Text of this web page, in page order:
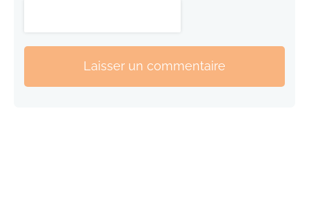
Laisser un commentaire